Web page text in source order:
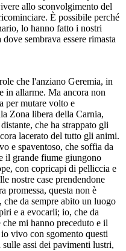
allo sconvolgimento del
È possibile perché
lo hanno fatto i nostri
sembrava essere rimasta
che l'anziano Geremia, in
in allarme. Ma ancora non
per mutare volto e
Zona libera della Carnia,
che ha strappato gli
lacerato del tutto gli animi.
e spaventoso, che soffia da
il grande fiume giungono
con copricapi di pelliccia e
nostre case prendendone
promessa, questa non è
da sempre abito un luogo
e a evocarli; io, che da
mi hanno preceduto e il
vivo con sgomento questi
assi dei pavimenti lustri,